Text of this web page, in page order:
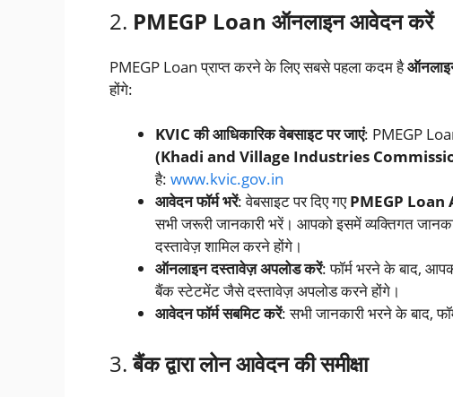
2. PMEGP Loan ऑनलाइन आवेदन करें
PMEGP Loan प्राप्त करने के लिए सबसे पहला कदम है
होंगे:
KVIC की आधिकारिक वेबसाइट पर जाएं: PMEGP
(Khadi and Village Industries
है: www.kvic.gov.in
आवेदन फॉर्म भरें: वेबसाइट पर दिए गएPMEGP
सभी जरूरी जानकारी भरें। आपको इसमें व्यक्तिगत
दस्तावेज़ शामिल करने होंगे।
ऑनलाइन दस्तावेज़ अपलोड करें: फॉर्म भरने के बाद,
बैंक स्टेटमेंट जैसे दस्तावेज़ अपलोड करने होंगे।
आवेदन फॉर्म सबमिट करें: सभी जानकारी भरने के बाद,
3.बैंक द्वारा लोन आवेदन की समीक्षा